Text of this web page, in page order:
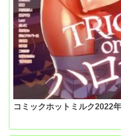
コミックホットミルク2022